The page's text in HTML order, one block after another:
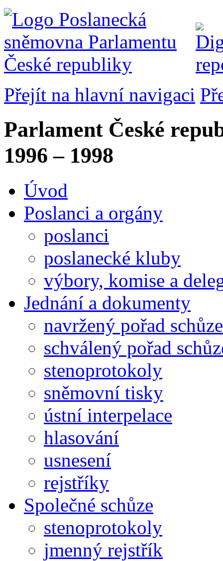
Přejít na hlavní navigaci
Parlament České
1996 – 1998
Úvod
Poslanci a orgány
poslanci
poslanecké kluby
výbory, komise a
Jednání a dokumenty
navržený pořad schůze
schválený pořad
stenoprotokoly
sněmovní tisky
ústní interpelace
hlasování
usnesení
rejstříky
Společné schůze
stenoprotokoly
jmenný rejstřík